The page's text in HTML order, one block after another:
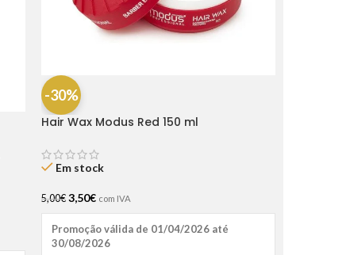
-30%
Hair Wax Modus Red 150 ml
Em stock
5,00€ 3,50€ com IVA
Promoção válida de 01/04/2026 até
30/08/2026